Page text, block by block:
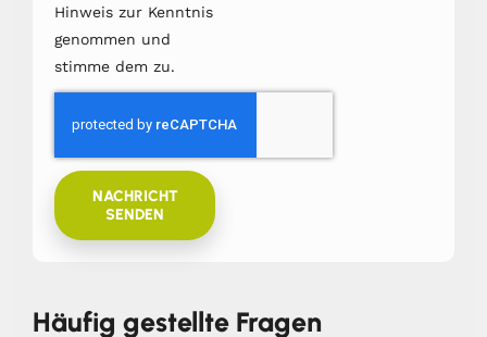
Hinweis zur Kenntnis
genommen und
stimme dem zu.
NACHRICHT
SENDEN
Häufig gestellte Fragen